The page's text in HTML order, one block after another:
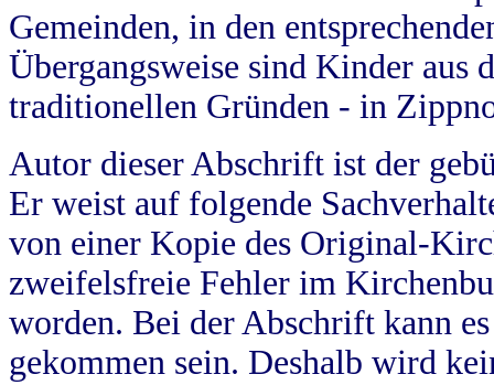
Gemeinden, in den
Übergangsweise sind Kinder aus
traditionellen Gründen - in
Autor dieser Abschrift ist der
Er weist auf folgende
von einer Kopie des Original-
zweifelsfreie Fehler im
worden. Bei der Abschrift kann
gekommen sein. Deshalb wird